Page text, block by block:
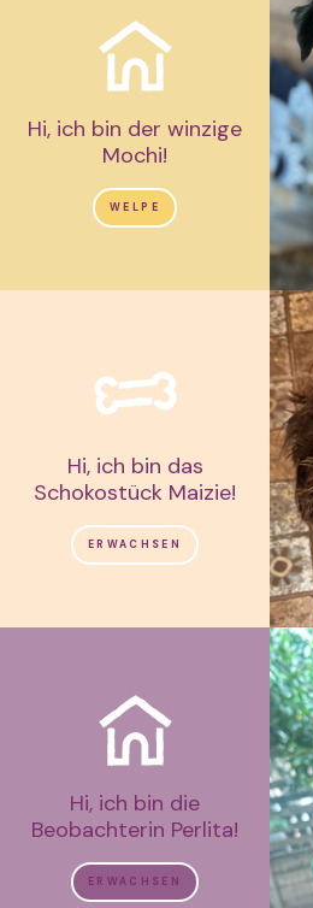
Hi, ich bin der winzige
Mochi!
WELPE
Hi, ich bin das
Schokostück Maizie!
ERWACHSEN
Hi, ich bin die
Beobachterin Perlita!
ERWACHSEN